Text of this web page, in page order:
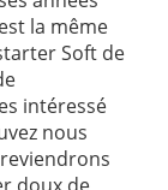
la même
Soft de
intéressé
nous